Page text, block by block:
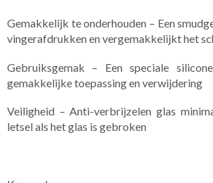
Gemakkelijk te onderhouden – Een
vingerafdrukken en vergemakkelijkt het
Gebruiksgemak – Een speciale
gemakkelijke toepassing en verwijdering
Veiligheid – Anti-verbrijzelen glas
letsel als het glas is gebroken